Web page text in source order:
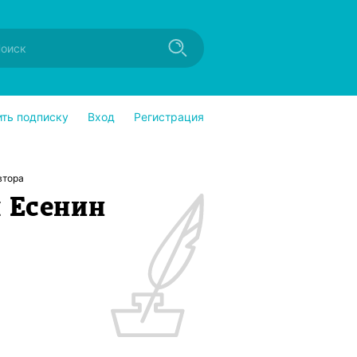
подписку Вход Регистрация
Есенин